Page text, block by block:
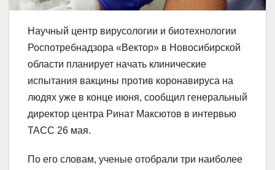
Научный центр вирусологии и биотехнологии
Роспотребнадзора «Вектор» в Новосибирской
области планирует начать клинические
испытания вакцины против коронавируса на
людях уже в конце июня, сообщил генеральный
директор центра Ринат Максютов в интервью
ТАСС 26 мая.
По его словам, ученые отобрали три наиболее